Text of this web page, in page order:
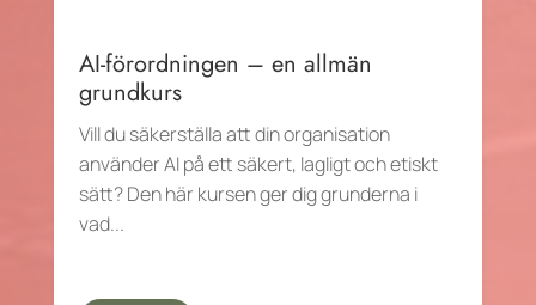
AI-förordningen – en allmän
grundkurs
Vill du säkerställa att din organisation
använder AI på ett säkert, lagligt och etiskt
sätt? Den här kursen ger dig grunderna i
vad...